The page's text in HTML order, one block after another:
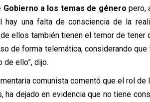
a los temas de género pero,
hay una falta de consciencia de la
ellos también tienen el temor de tener
de forma telemática, considerando
ello”, dijo.
comunista comentó que el rol
ha dejado en evidencia que no tiene